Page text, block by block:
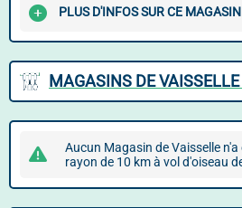
PLUS D'INFOS SUR CE MAGASIN
MAGASINS DE
Aucun Magasin de Vaisselle
rayon de 10 km à vol d'oiseau